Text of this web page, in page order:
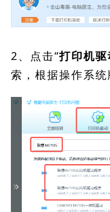
2、点击“打印机驱
索，根据操作系统